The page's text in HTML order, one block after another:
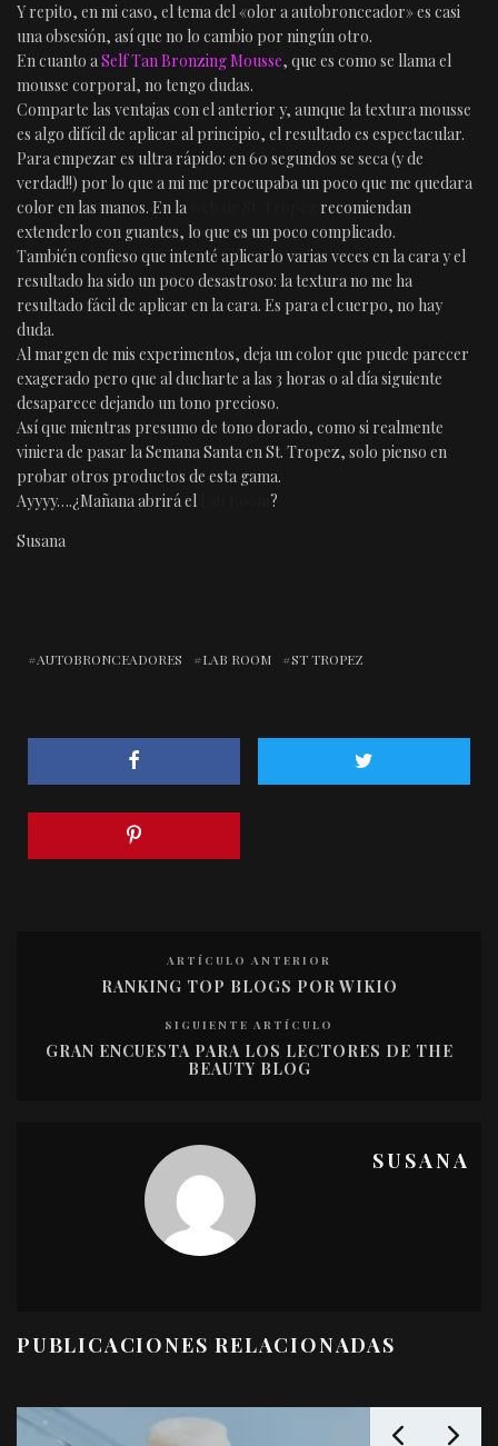
Y repito, en mi caso, el tema del «olor a autobronceador» es casi
una obsesión, así que no lo cambio por ningún otro.
En cuanto aSelf Tan Bronzing Mousse, que es como se llama el
mousse corporal, no tengo dudas.
Comparte las ventajas con el anterior y, aunque la textura mousse
es algo difícil de aplicar al principio, el resultado es espectacular.
Para empezar es ultra rápido: en 60 segundos se seca (y de
verdad!!) por lo que a mi me preocupaba un poco que me quedara
color en las manos. En la
recomiendan
extenderlo con guantes, lo que es un poco complicado.
También confieso que intenté aplicarlo varias veces en la cara y el
resultado ha sido un poco desastroso: la textura no me ha
resultado fácil de aplicar en la cara. Es para el cuerpo, no hay
duda.
Al margen de mis experimentos, deja un color que puede parecer
exagerado pero que al ducharte a las 3 horas o al día siguiente
desaparece dejando un tono precioso.
Así que mientras presumo de tono dorado, como si realmente
viniera de pasar la Semana Santa en St. Tropez, solo pienso en
probar otros productos de esta gama.
Ayyyy….¿Mañana abrirá el
?
Susana
AUTOBRONCEADORES LAB ROOM ST TROPEZ
ARTÍCULO ANTERIOR
RANKING TOP BLOGS POR WIKIO
SIGUIENTE ARTÍCULO
GRAN ENCUESTA PARA LOS LECTORES DE THE
BEAUTY BLOG
SUSANA
PUBLICACIONES RELACIONADAS